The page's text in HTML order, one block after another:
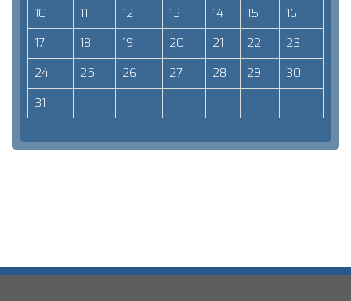
10
11 12 13 14 15
16
17
18 19 20 21 22
23
24
25 26 27 28 29
30
31